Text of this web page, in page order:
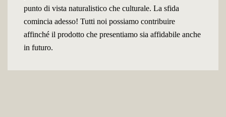
punto di vista naturalistico che culturale. La sfida
comincia adesso! Tutti noi possiamo contribuire
affinché il prodotto che presentiamo sia affidabile anche
in futuro.